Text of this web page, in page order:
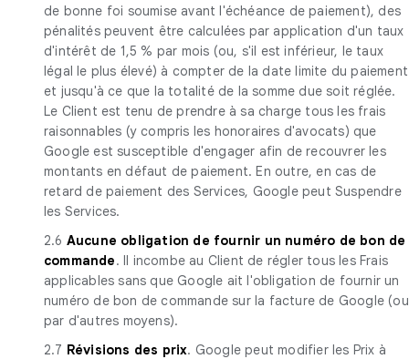
de bonne foi soumise avant l'échéance de paiement), des
pénalités peuvent être calculées par application d'un taux
d'intérêt de 1,5 % par mois (ou, s'il est inférieur, le taux
légal le plus élevé) à compter de la date limite du paiement
et jusqu'à ce que la totalité de la somme due soit réglée.
Le Client est tenu de prendre à sa charge tous les frais
raisonnables (y compris les honoraires d'avocats) que
Google est susceptible d'engager afin de recouvrer les
montants en défaut de paiement. En outre, en cas de
retard de paiement des Services, Google peut Suspendre
les Services.
2.6 Aucune obligation de fournir un numéro de bon de
commande. Il incombe au Client de régler tous les Frais
applicables sans que Google ait l'obligation de fournir un
numéro de bon de commande sur la facture de Google (ou
par d'autres moyens).
2.7 Révisions des prix. Google peut modifier les Prix à